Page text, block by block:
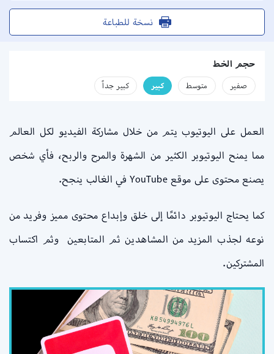
نسخة للطباعة
حجم الخط
صفير متوسط كبير كبير جداً
العمل على اليوتيوب يتم من خلال مشاركة الفيديو لكل العالم
مما يمنح اليوتيوبر الكثير من الشهرة والمرح والربح، فأي شخص
يصنع محتوى على موقع YouTube في الغالب ينجح.
كما يحتاج اليوتيوبر دائمًا إلى خلق وإبداع محتوى مميز وفريد من
نوعه لجذب المزيد من المشاهدين ثم المتابعين وثم اكتساب
المشتركين.